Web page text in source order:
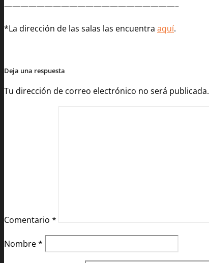
—————————————————————–
*La dirección de las salas las encuentra aquí.
Deja una respuesta
Tu dirección de correo electrónico no será publicada.
Comentario *
Nombre*